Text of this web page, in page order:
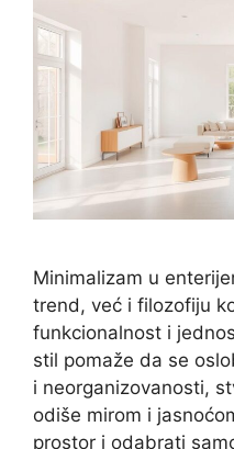
Minimalizam u
trend, već i filozofiju
funkcionalnost i
stil pomaže da se
i neorganizovanosti,
odiše mirom i
prostor i odabrati